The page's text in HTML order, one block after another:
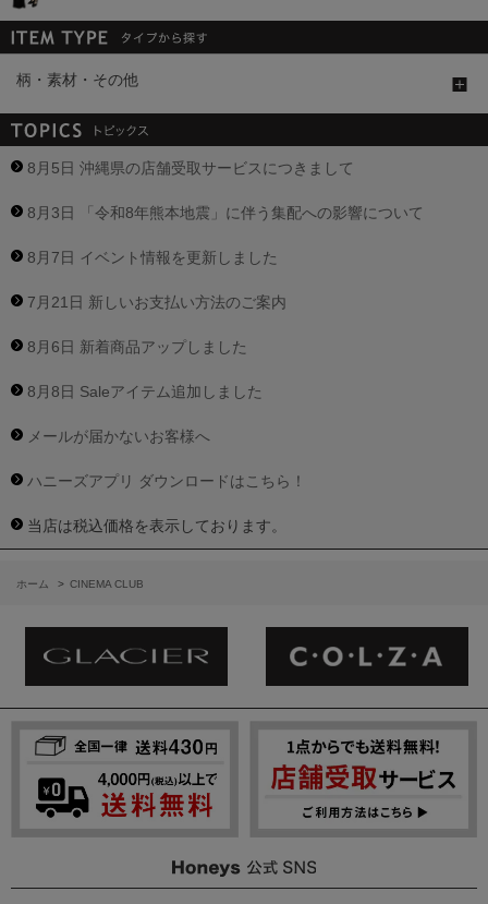
柄・素材・その他
8月5日 沖縄県の店舗受取サービスにつきまして
8月3日 「令和8年熊本地震」に伴う集配への影響について
8月7日 イベント情報を更新しました
7月21日 新しいお支払い方法のご案内
8月6日 新着商品アップしました
8月8日 Saleアイテム追加しました
メールが届かないお客様へ
ハニーズアプリ ダウンロードはこちら！
当店は税込価格を表示しております。
ホーム > CINEMA CLUB